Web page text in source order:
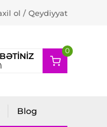
ol / Qeydiyyat
0
2
Blog